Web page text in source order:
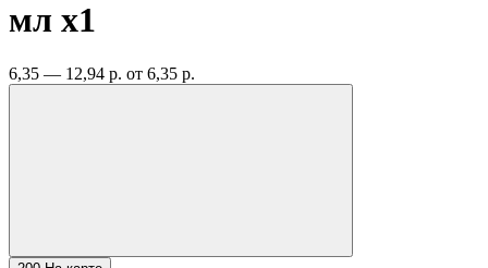
мл x1
6,35 — 12,94 р. от 6,35 р.